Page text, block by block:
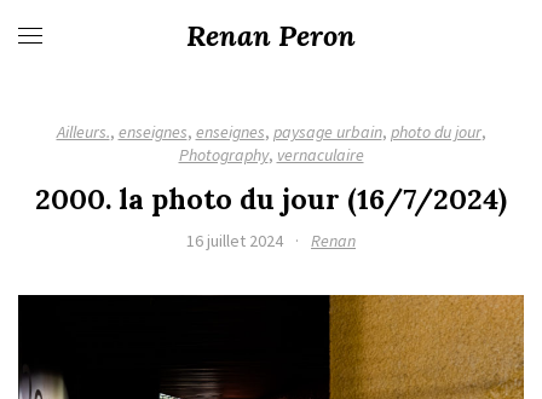
Renan Peron
Ailleurs., enseignes, enseignes, paysage urbain, photo du jour,
Photography, vernaculaire
2000. la photo du jour (16/7/2024)
16 juillet 2024 · Renan